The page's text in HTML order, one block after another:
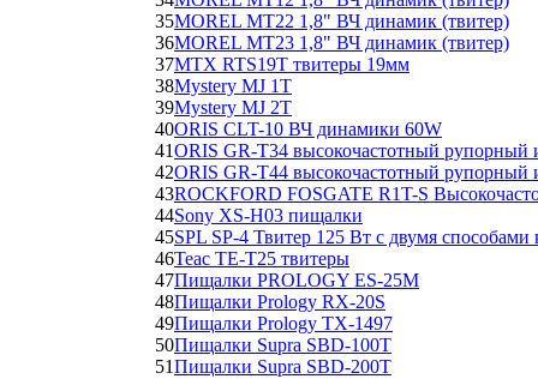
35MOREL MT22 1,8" ВЧ динамик (твитер)
36MOREL MT23 1,8" ВЧ динамик (твитер)
37MTX RTS19T твитеры 19мм
38Mystery MJ 1T
39Mystery MJ 2T
40ORIS CLT-10 ВЧ динамики 60W
41ORIS GR-T34 высокочастотный рупорный
42ORIS GR-T44 высокочастотный рупорный
43ROCKFORD FOSGATE R1T-S
44Sony XS-H03 пищалки
45SPL SP-4 Твитер 125 Вт с двумя способами
46Teac TE-T25 твитеры
47Пищалки PROLOGY ES-25М
48Пищалки Prology RX-20S
49Пищалки Prology TX-1497
50Пищалки Supra SBD-100T
51Пищалки Supra SBD-200T